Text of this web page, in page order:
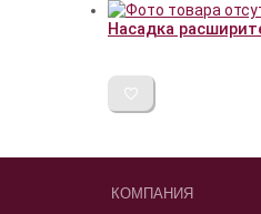
Насадка
КОМПАНИЯ